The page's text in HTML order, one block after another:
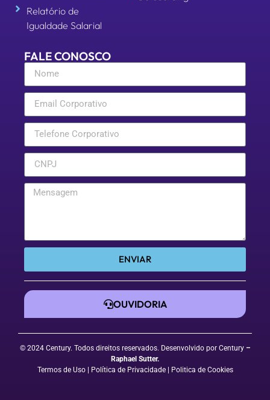
ENVIAR
© 2024 Century. Todos direitos reservados. Desenvolvido por Century–
Raphael Sutter.